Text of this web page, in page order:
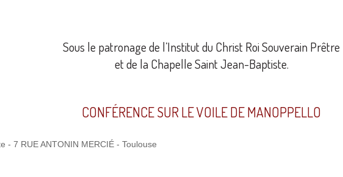
Sous le patronage de l’Institut du Christ Roi Souverain Prêtre
et de la Chapelle Saint Jean-Baptiste.
CONFÉRENCE SUR LE VOILE DE MANOPPELLO
- 7 RUE ANTONIN MERCIÉ - Toulouse